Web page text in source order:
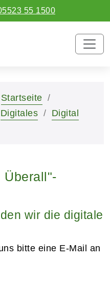
55 1500
Startseite
Digitales
Digital
Überall"-
wir die digitale
bitte eine E-Mail an